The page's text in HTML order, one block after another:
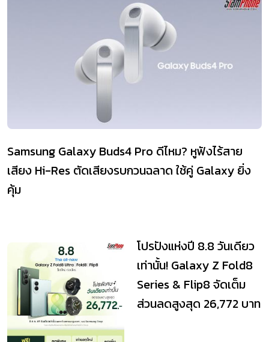
Samsung Galaxy Buds4 Pro ดีไหม? หูฟังไร้สาย
เสียง Hi-Res ตัดเสียงรบกวนฉลาด ใช้คู่ Galaxy ยิ่ง
คุ้ม
โปรปังแห่งปี 8.8 วันเดียว
เท่านั้น! Galaxy Z Fold8
Series & Flip8 จัดเต็ม
ส่วนลดสูงสุด 26,772 บาท